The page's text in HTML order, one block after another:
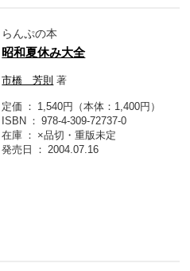
らんぷの本
昭和夏休み大全
市橋 芳則 著
定価
1,540円（本体：1,400円）
ISBN
978-4-309-72737-0
在庫
×品切・重版未定
発売日
2004.07.16